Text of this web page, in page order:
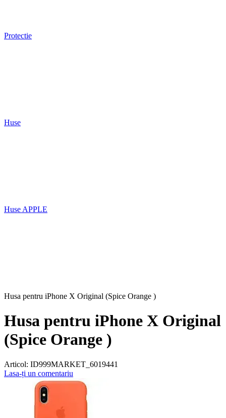
Protectie
Huse
Huse APPLE
Husa pentru iPhone X Original (Spice Orange )
Husa pentru iPhone X Original
(Spice Orange )
Articol: ID999MARKET_6019441
Lasa-ți un comentariu